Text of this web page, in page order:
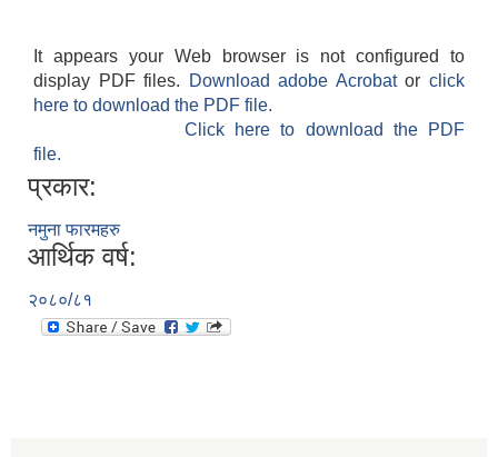
It appears your Web browser is not configured to
display PDF files.
Download adobe Acrobatorclick
here to download the PDF file.
Click here to download the PDF
file.
प्रकार:
नमुना फारमहरु
आर्थिक वर्ष:
२०८०/८१